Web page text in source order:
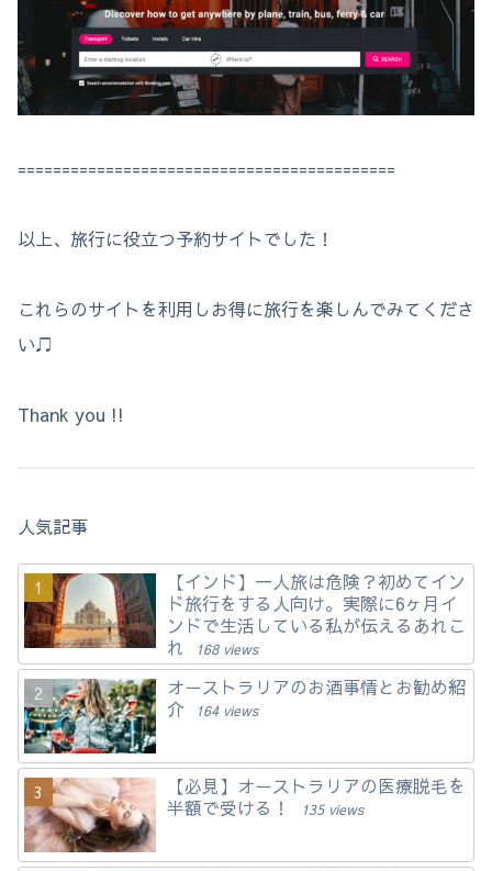
===========================================
以上、旅行に役立つ予約サイトでした！
これらのサイトを利用しお得に旅行を楽しんでみてくださ
い♫
Thank you !!
人気記事
【インド】一人旅は危険？初めてイン
ド旅行をする人向け。実際に6ヶ月イ
ンドで生活している私が伝えるあれこ
れ
168 views
オーストラリアのお酒事情とお勧め紹
介
164 views
【必見】オーストラリアの医療脱毛を
半額で受ける！
135 views